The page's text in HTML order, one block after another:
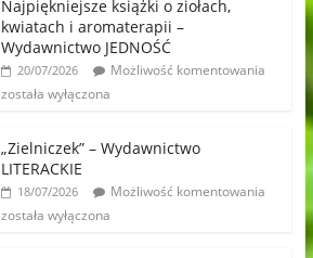
Najpiękniejsze książki o ziołach,
kwiatach i aromaterapii –
Wydawnictwo JEDNOŚĆ
20/07/2026
Możliwość komentowania
została wyłączona
„Zielniczek” – Wydawnictwo
LITERACKIE
18/07/2026
Możliwość komentowania
została wyłączona